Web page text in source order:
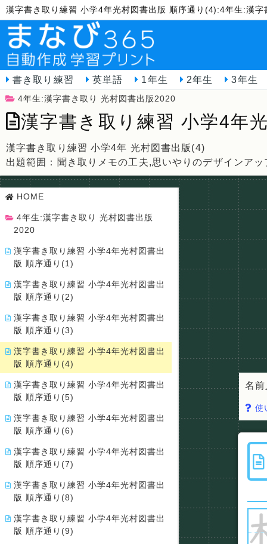
漢字書き取り練習 小学4年光村図書出版 順序通り(4):4年生:漢
書き取り練習 英単語 1年生 2年生 3年生
4年生:漢字書き取り 光村図書出版2020
漢字書き取り練習 小学4年
漢字書き取り練習 小学4年 光村図書出版(4)
出題範囲：聞き取りメモの工夫,思いやりのデザインア
名
使
HOME
4年生:漢字書き取り 光村図書出版
2020
漢字書き取り練習 小学4年光村図書出
版 順序通り(1)
漢字書き取り練習 小学4年光村図書出
版 順序通り(2)
漢字書き取り練習 小学4年光村図書出
版 順序通り(3)
漢字書き取り練習 小学4年光村図書出
版 順序通り(4)
漢字書き取り練習 小学4年光村図書出
版 順序通り(5)
漢字書き取り練習 小学4年光村図書出
版 順序通り(6)
漢字書き取り練習 小学4年光村図書出
版 順序通り(7)
漢字書き取り練習 小学4年光村図書出
版 順序通り(8)
漢字書き取り練習 小学4年光村図書出
版 順序通り(9)